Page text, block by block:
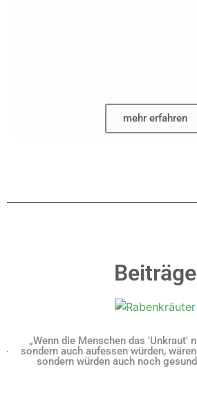
mehr erfahren
Beiträge
„Wenn die Menschen das 'Unkraut'
sondern auch aufessen würden,
sondern würden auch noch